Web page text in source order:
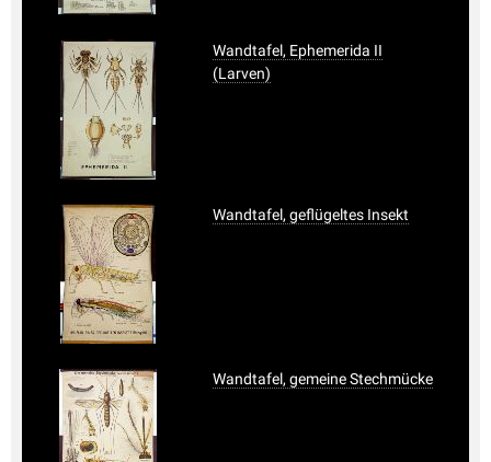
Wandtafel, Ephemerida II
(Larven)
Wandtafel, geflügeltes Insekt
Wandtafel, gemeine Stechmücke